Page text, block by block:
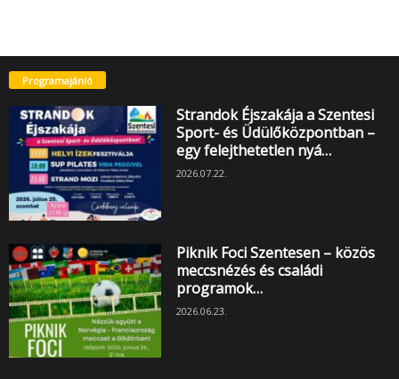
Programajánló
Strandok Éjszakája a Szentesi
Sport- és Üdülőközpontban –
egy felejthetetlen nyá…
2026.07.22.
Piknik Foci Szentesen – közös
meccsnézés és családi
programok…
2026.06.23.